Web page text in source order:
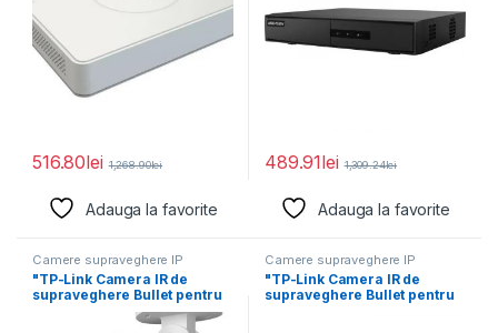
516.80lei 1,268.90lei
Adauga la favorite
489.91lei 1,309.24lei
Adauga la favorite
Camere supraveghere IP
"TP-Link Camera IR de
supraveghere Bullet pentru
exterior VIGIC320I(4MM),
Camere supraveghere IP
"TP-Link Camera IR de
supraveghere Bullet pentru